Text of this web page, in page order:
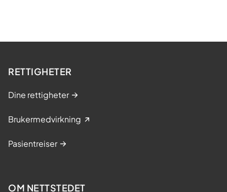
RETTIGHETER
Dine rettigheter
Brukermedvirkning
Pasientreiser
OM NETTSTEDET